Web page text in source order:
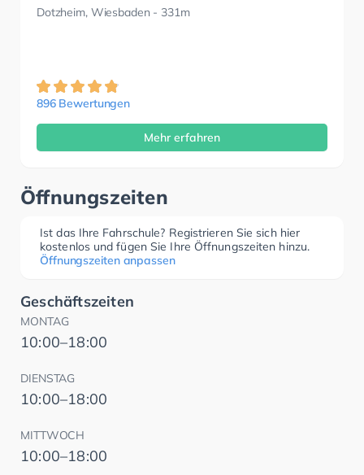
Dotzheim, Wiesbaden - 331m
896 Bewertungen
Mehr erfahren
Öffnungszeiten
Ist das Ihre Fahrschule? Registrieren Sie sich hier
kostenlos und fügen Sie Ihre Öffnungszeiten hinzu.
Öffnungszeiten anpassen
Geschäftszeiten
MONTAG
10:00–18:00
DIENSTAG
10:00–18:00
MITTWOCH
10:00–18:00